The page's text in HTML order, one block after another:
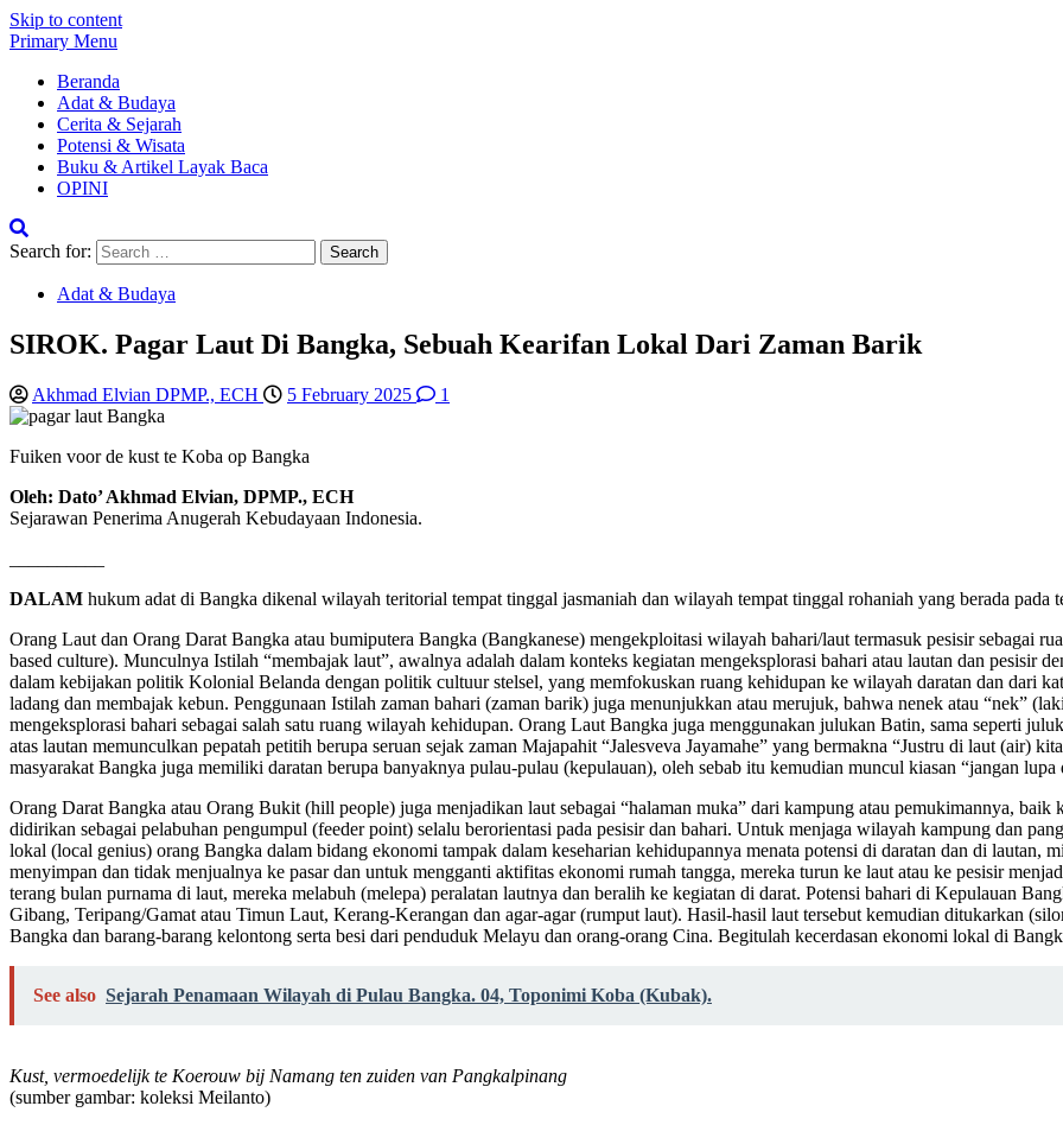
Skip to content
Primary Menu
Beranda
Adat & Budaya
Cerita & Sejarah
Potensi & Wisata
Buku & Artikel Layak Baca
OPINI
Search for:
Adat & Budaya
SIROK. Pagar Laut Di Bangka, Sebuah Kearifan Lokal Dari Zaman Barik
Akhmad Elvian DPMP., ECH 5 February 2025 1
Fuiken voor de kust te Koba op Bangka
Oleh: Dato’ Akhmad Elvian, DPMP., ECH
Sejarawan Penerima Anugerah Kebudayaan Indonesia.
DALAM hukum adat di Bangka dikenal wilayah teritorial tempat tinggal jasmaniah dan wilayah tempat tinggal rohaniah yang berada pada
Orang Laut dan Orang Darat Bangka atau bumiputera Bangka (Bangkanese) mengekploitasi wilayah bahari/laut termasuk pesisir sebagai
based culture). Munculnya Istilah “membajak laut”, awalnya adalah dalam konteks kegiatan mengeksplorasi bahari atau lautan dan pesisir
dalam kebijakan politik Kolonial Belanda dengan politik cultuur stelsel, yang memfokuskan ruang kehidupan ke wilayah daratan dan dari
ladang dan membajak kebun. Penggunaan Istilah zaman bahari (zaman barik) juga menunjukkan atau merujuk, bahwa nenek atau “nek”
mengeksplorasi bahari sebagai salah satu ruang wilayah kehidupan. Orang Laut Bangka juga menggunakan julukan Batin, sama seperti
atas lautan memunculkan pepatah petitih berupa seruan sejak zaman Majapahit “Jalesveva Jayamahe” yang bermakna “Justru di laut (air)
masyarakat Bangka juga memiliki daratan berupa banyaknya pulau-pulau (kepulauan), oleh sebab itu kemudian muncul kiasan “jangan lupa
Orang Darat Bangka atau Orang Bukit (hill people) juga menjadikan laut sebagai “halaman muka” dari kampung atau pemukimannya,
didirikan sebagai pelabuhan pengumpul (feeder point) selalu berorientasi pada pesisir dan bahari. Untuk menjaga wilayah kampung dan
lokal (local genius) orang Bangka dalam bidang ekonomi tampak dalam keseharian kehidupannya menata potensi di daratan dan di lautan,
menyimpan dan tidak menjualnya ke pasar dan untuk mengganti aktifitas ekonomi rumah tangga, mereka turun ke laut atau ke pesisir
terang bulan purnama di laut, mereka melabuh (melepa) peralatan lautnya dan beralih ke kegiatan di darat. Potensi bahari di Kepulauan
Gibang, Teripang/Gamat atau Timun Laut, Kerang-Kerangan dan agar-agar (rumput laut). Hasil-hasil laut tersebut kemudian ditukarkan
Bangka dan barang-barang kelontong serta besi dari penduduk Melayu dan orang-orang Cina. Begitulah kecerdasan ekonomi lokal di
See also Sejarah Penamaan Wilayah di Pulau Bangka. 04, Toponimi Koba (Kubak).
Kust, vermoedelijk te Koerouw bij Namang ten zuiden van Pangkalpinang
(sumber gambar: koleksi Meilanto)